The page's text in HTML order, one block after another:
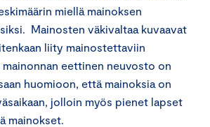
miellä mainoksen
Mainosten väkivaltaa kuvaavat
liity mainostettaviin
eettinen neuvosto on
huomioon, että mainoksia on
jolloin myös pienet lapset
mainokset.